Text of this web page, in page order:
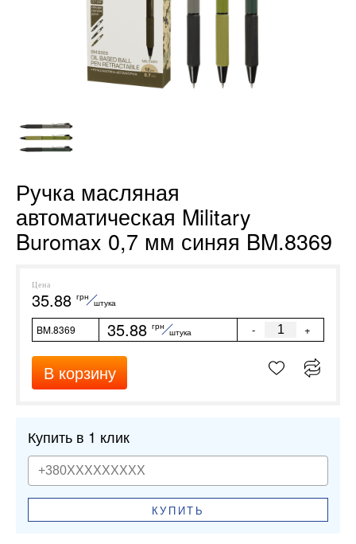
Ручка масляная
автоматическая Military
Buromax 0,7 мм синяя BM.8369
Цена
35.88 грн
штука
BM.8369 35.88 грн
штука - +
В корзину
Купить в 1 клик
КУПИТЬ